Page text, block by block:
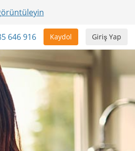
Giriş Yap
Kaydol
646 916